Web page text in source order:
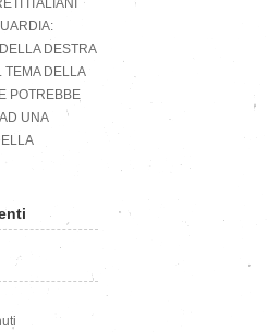
ITALIANI
DESTRA
TEMA DELLA
POTREBBE
UNA